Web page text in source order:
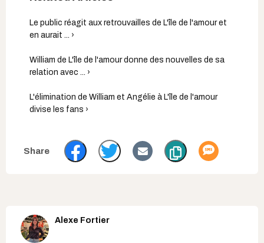
Le public réagit aux retrouvailles de L'île de l'amour et
en aurait ... ›
William de L'île de l'amour donne des nouvelles de sa
relation avec ... ›
L'élimination de William et Angélie à L'île de l'amour
divise les fans ›
Alexe Fortier